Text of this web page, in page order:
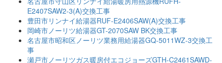
E2407SAW2-3(A)交換工事
豊田市リンナイ給湯器RUF-E2406SAW(A)交換工事
岡崎市ノーリツ給湯器GT-2070SAW BK交換工事
名古屋市昭和区ノーリツ業務用給湯器GQ-5011WZ-3交換工
事
瀬戸市ノーリツガス暖房付エコジョーズGTH-C2461SAWD-